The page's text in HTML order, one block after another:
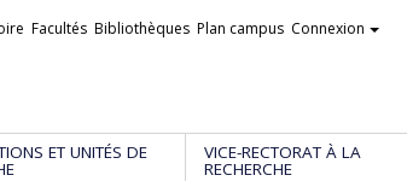
Facultés Bibliothèques Plan campus Connexion
ET UNITÉS DE VICE-RECTORAT À LA
RECHERCHE